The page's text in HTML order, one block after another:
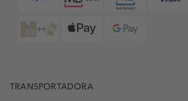
TRANSPORTADORA